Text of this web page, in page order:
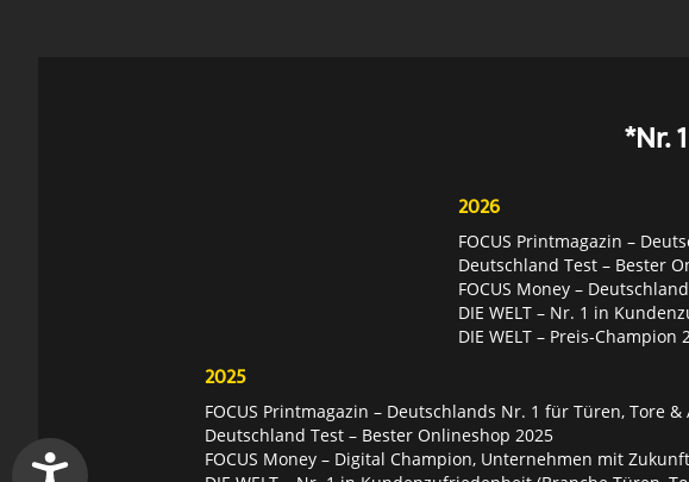
*Nr.
2026
FOCUS Printmagazin –
Deutschland Test – Bester
FOCUS Money –
DIE WELT – Nr. 1 in
DIE WELT – Preis-
2025
FOCUS Printmagazin – Deutschlands Nr. 1 für Türen, Tore
Deutschland Test – Bester Onlineshop 2025
FOCUS Money – Digital Champion, Unternehmen mit